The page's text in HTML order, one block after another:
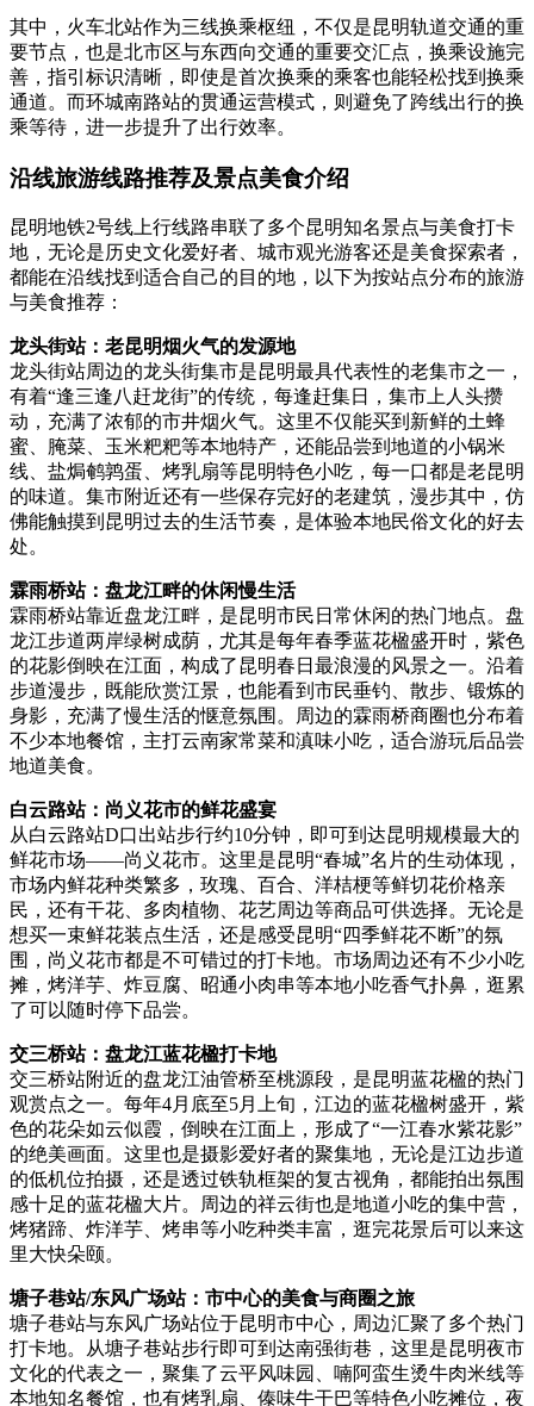
其中，火车北站作为三线换乘枢纽，不仅是昆明轨道交通的重
要节点，也是北市区与东西向交通的重要交汇点，换乘设施完
善，指引标识清晰，即使是首次换乘的乘客也能轻松找到换乘
通道。而环城南路站的贯通运营模式，则避免了跨线出行的换
乘等待，进一步提升了出行效率。
沿线旅游线路推荐及景点美食介绍
昆明地铁2号线上行线路串联了多个昆明知名景点与美食打卡
地，无论是历史文化爱好者、城市观光游客还是美食探索者，
都能在沿线找到适合自己的目的地，以下为按站点分布的旅游
与美食推荐：
龙头街站：老昆明烟火气的发源地
龙头街站周边的龙头街集市是昆明最具代表性的老集市之一，
有着“逢三逢八赶龙街”的传统，每逢赶集日，集市上人头攒
动，充满了浓郁的市井烟火气。这里不仅能买到新鲜的土蜂
蜜、腌菜、玉米粑粑等本地特产，还能品尝到地道的小锅米
线、盐焗鹌鹑蛋、烤乳扇等昆明特色小吃，每一口都是老昆明
的味道。集市附近还有一些保存完好的老建筑，漫步其中，仿
佛能触摸到昆明过去的生活节奏，是体验本地民俗文化的好去
处。
霖雨桥站：盘龙江畔的休闲慢生活
霖雨桥站靠近盘龙江畔，是昆明市民日常休闲的热门地点。盘
龙江步道两岸绿树成荫，尤其是每年春季蓝花楹盛开时，紫色
的花影倒映在江面，构成了昆明春日最浪漫的风景之一。沿着
步道漫步，既能欣赏江景，也能看到市民垂钓、散步、锻炼的
身影，充满了慢生活的惬意氛围。周边的霖雨桥商圈也分布着
不少本地餐馆，主打云南家常菜和滇味小吃，适合游玩后品尝
地道美食。
白云路站：尚义花市的鲜花盛宴
从白云路站D口出站步行约10分钟，即可到达昆明规模最大的
鲜花市场——尚义花市。这里是昆明“春城”名片的生动体现，
市场内鲜花种类繁多，玫瑰、百合、洋桔梗等鲜切花价格亲
民，还有干花、多肉植物、花艺周边等商品可供选择。无论是
想买一束鲜花装点生活，还是感受昆明“四季鲜花不断”的氛
围，尚义花市都是不可错过的打卡地。市场周边还有不少小吃
摊，烤洋芋、炸豆腐、昭通小肉串等本地小吃香气扑鼻，逛累
了可以随时停下品尝。
交三桥站：盘龙江蓝花楹打卡地
交三桥站附近的盘龙江油管桥至桃源段，是昆明蓝花楹的热门
观赏点之一。每年4月底至5月上旬，江边的蓝花楹树盛开，紫
色的花朵如云似霞，倒映在江面上，形成了“一江春水紫花影”
的绝美画面。这里也是摄影爱好者的聚集地，无论是江边步道
的低机位拍摄，还是透过铁轨框架的复古视角，都能拍出氛围
感十足的蓝花楹大片。周边的祥云街也是地道小吃的集中营，
烤猪蹄、炸洋芋、烤串等小吃种类丰富，逛完花景后可以来这
里大快朵颐。
塘子巷站/东风广场站：市中心的美食与商圈之旅
塘子巷站与东风广场站位于昆明市中心，周边汇聚了多个热门
打卡地。从塘子巷站步行即可到达南强街巷，这里是昆明夜市
文化的代表之一，聚集了云平风味园、喃阿蛮生烫牛肉米线等
本地知名餐馆，也有烤乳扇、傣味牛干巴等特色小吃摊位，夜